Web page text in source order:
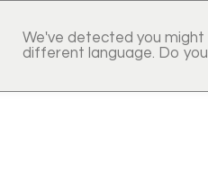
We've detected you might
different language. Do